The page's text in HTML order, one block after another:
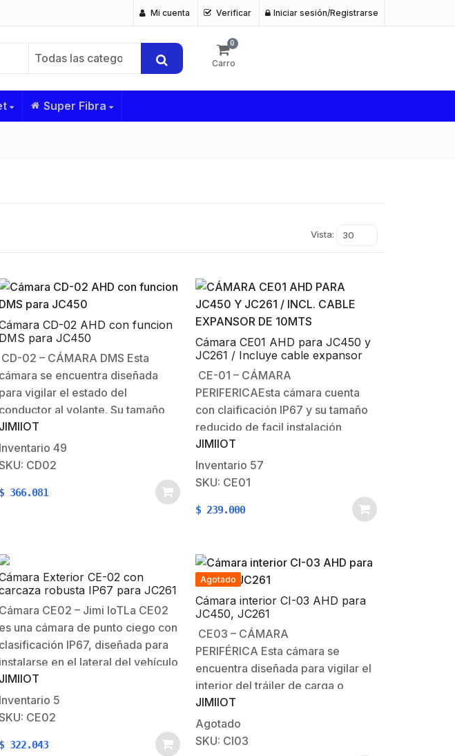
Mi cuenta Verificar Iniciar sesión/Registrarse
Todas las categorías
0
Carro
Super Fibra
Vista: 30
CD-02 AHD con funcion
DMS para JC450
CD-02 – CÁMARA DMS Esta
cámara se encuentra diseñada
para vigilar el estado del
conductor al volante. Su tamaño
pequeño facilita la instalación del
dispositivo con el fin de ocupar el
menor espacio posible,
conductor. Vigila el
JIMIIOT
Inventario 49
CD02
$ 366.081
Cámara CE01 AHD para JC450 y
JC261 / Incluye cable expansor
de 10mts
CE-01 – CÁMARA
PERIFERICAEsta cámara cuenta
con claificación IP67 y su tamaño
reducido de facil instalación
permite vigilar las zonas del
vehiculo en diferentes lugares
criticos.
HFoV=125°, VFoV=75°, DFoV=165°
color Alimentación: 3,6-
5,5VDCVisión nocturna: IR
940*2Dimensiones: 22 x 22 x
30…
JIMIIOT
Inventario 57
SKU: CE01
$ 239.000
Exterior CE-02 con
robusta IP67 para JC261
o JC450
Cámara CE02 – Jimi IoTLa CE02
es una cámara de punto ciego con
clasificación IP67, diseñada para
instalarse en el lateral del vehículo
y proporcionar al conductor una
mejor perspectiva del entorno
inmediato. Esta cámara ayuda a
reducir las áreas de punto ciego,
mejorando la…
JIMIIOT
Inventario 5
CE02
$ 322.043
Agotado
Cámara interior CI-03 AHD para
JC450, JC261
CE03 – CÁMARA
PERIFÉRICA Esta cámara se
encuentra diseñada para vigilar el
interior del tráiler de carga o
parabrisas. Su tamaño pequeño
facilita la instalación del
dispositivo con el fin de ocupar el
JIMIIOT
Agotado
SKU: CI03